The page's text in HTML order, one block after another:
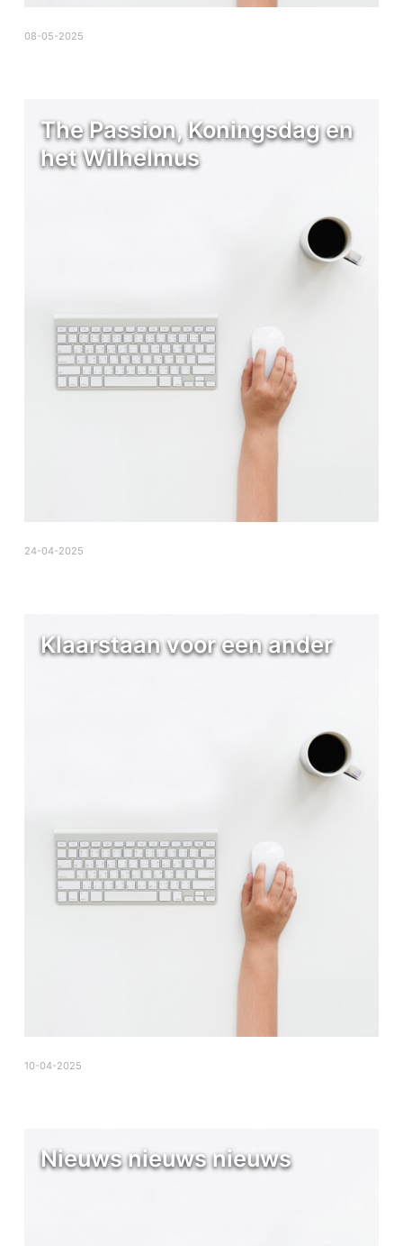
08-05-2025
The Passion, Koningsdag en
het Wilhelmus
24-04-2025
Klaarstaan voor een ander
10-04-2025
Nieuws nieuws nieuws